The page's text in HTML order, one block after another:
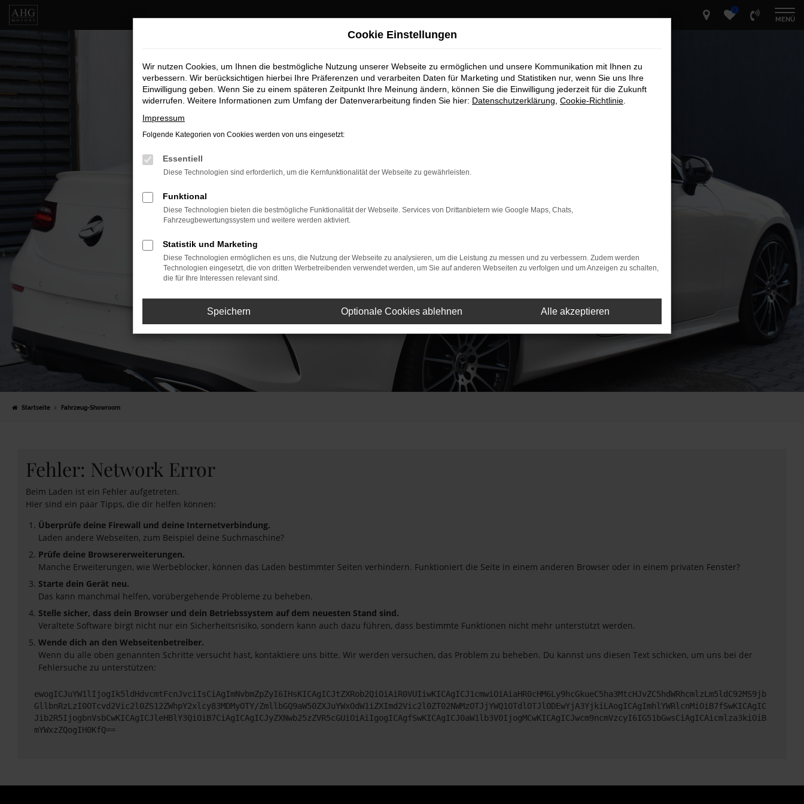
Zum
Hauptinhalt
0
MENÜ
Startseite Fahrzeug-Showroom
Fehler: Network Error
Beim Laden ist ein Fehler aufgetreten.
Hier sind ein paar Tipps, die dir helfen können:
Überprüfe deine Firewall und deine Internetverbindung.
Laden andere Webseiten, zum Beispiel deine Suchmaschine?
Prüfe deine Browsererweiterungen.
Manche Erweiterungen, wie Werbeblocker, können das Laden bestimmter Seiten verhindern. Funktioniert die Seite in einem anderen Browser oder in einem privaten Fenster?
Starte dein Gerät neu.
Das kann manchmal helfen, vorübergehende Probleme zu beheben.
Stelle sicher, dass dein Browser und dein Betriebssystem auf dem neuesten Stand sind.
Veraltete Software birgt nicht nur ein Sicherheitsrisiko, sondern kann auch dazu führen, dass bestimmte Funktionen nicht mehr unterstützt werden.
Wende dich an den Webseitenbetreiber.
Wenn du alle oben genannten Schritte versucht hast, kontaktiere uns bitte. Wir werden versuchen, das Problem zu beheben. Du kannst uns diesen Text schicken, um uns bei der
Fehlersuche zu unterstützen:
ewogICJuYW1lIjogIk5ldHdvcmtFcnJvciIsCiAgImNvbmZpZyI6IHsKICAgICJtZXRob2QiOiAiR0VUIiwKICAgICJ1cmwiOiAiaHR0cHM6Ly9hcGkueC5ha3MtcHJvZC5hdWRhcmlzLm5ldC92MS9jb
GllbnRzLzI0OTcvd2Vic2l0ZS12ZWhpY2xlcy83MDMyOTY/ZmllbGQ9aW50ZXJuYWxOdW1iZXImd2Vic2l0ZT02NWMzOTJjYWQ1OTdlOTJlODEwYjA3YjkiLAogICAgImhlYWRlcnMiOiB7fSwKICAgIC
Jib2R5IjogbnVsbCwKICAgICJleHBlY3QiOiB7CiAgICAgICJyZXNwb25zZVR5cGUiOiAiIgogICAgfSwKICAgICJ0aW1lb3V0IjogMCwKICAgICJwcm9ncmVzcyI6IG51bGwsCiAgICAicmlza3kiOiB
mYWxzZQogIH0KfQ==
Cookie Einstellungen
Wir nutzen Cookies, um Ihnen die bestmögliche Nutzung unserer Webseite zu ermöglichen und unsere Kommunikation mit Ihnen zu
verbessern. Wir berücksichtigen hierbei Ihre Präferenzen und verarbeiten Daten für Marketing und Statistiken nur, wenn Sie uns Ihre
Einwilligung geben. Wenn Sie zu einem späteren Zeitpunkt Ihre Meinung ändern, können Sie die Einwilligung jederzeit für die Zukunft
widerrufen. Weitere Informationen zum Umfang der Datenverarbeitung finden Sie hier: Datenschutzerklärung Cookie-Richtlinie
Impressum
Folgende Kategorien von Cookies werden von uns eingesetzt:
Essentiell
Diese Technologien sind erforderlich, um die Kernfunktionalität der Webseite zu gewährleisten.
Funktional
Diese Technologien bieten die bestmögliche Funktionalität der Webseite. Services von Drittanbietern wie Google Maps, Chats,
Fahrzeugbewertungssystem und weitere werden aktiviert.
Statistik und Marketing
Diese Technologien ermöglichen es uns, die Nutzung der Webseite zu analysieren, um die Leistung zu messen und zu verbessern. Zudem werden
Technologien eingesetzt, die von dritten Werbetreibenden verwendet werden, um Sie auf anderen Webseiten zu verfolgen und um Anzeigen zu schalten,
die für Ihre Interessen relevant sind.
Speichern Optionale Cookies ablehnen Alle akzeptieren